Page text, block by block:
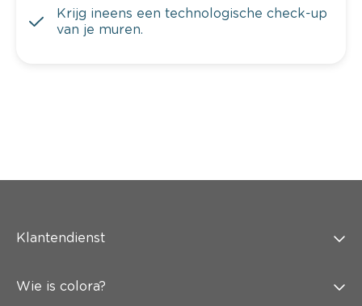
Krijg ineens een technologische check-up
van je muren.
Klantendienst
Wie is colora?